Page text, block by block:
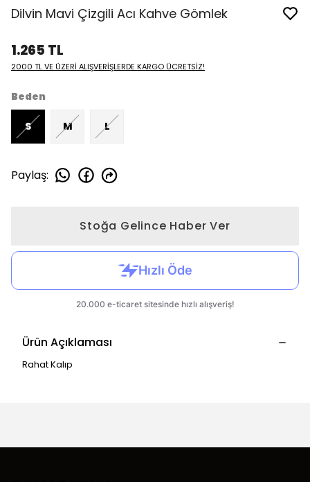
Dilvin Mavi Çizgili Acı Kahve Gömlek
1.265 TL
2000 TL VE ÜZERİ ALIŞVERİŞLERDE KARGO ÜCRETSİZ!
Beden
S M L
Paylaş:
Stoğa Gelince Haber Ver
Ürün Açıklaması
Rahat Kalıp